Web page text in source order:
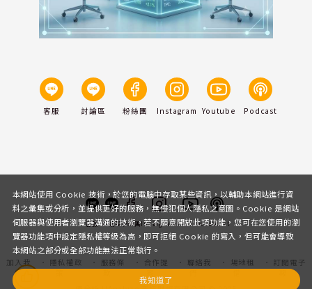
客服 討論區 粉絲團 Instagram Youtube Podcast
客服 討論區粉絲團InstagramYoutubePodcast
加入我
們
隱私權政
服務條
合作提
聯絡我
場地租
訂閱電子
本網站使用 Cookie 技術，於您的電腦中存取某些資訊，以輔助本網站進行資
料之彙集或分析，並提供更好的服務，無侵犯個人隱私之意圖。Cookie 是網站
伺服器與使用者瀏覽器溝通的技術，若不願意開放此項功能，您可在您使用的瀏
覽器功能項中設定隱私權等級為高，即可拒絕 Cookie 的寫入，但可能會導致
本網站之部分或全部功能無法正常執行。
我知道了